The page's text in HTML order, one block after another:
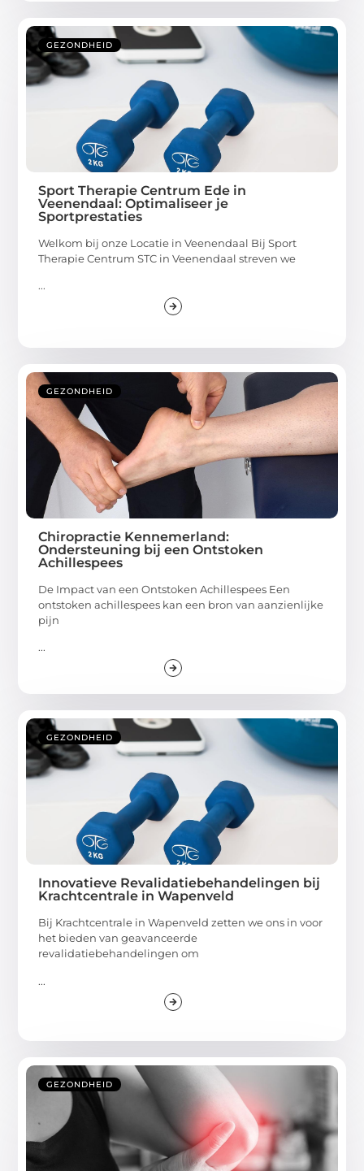
GEZONDHEID
Sport Therapie Centrum Ede in
Veenendaal: Optimaliseer je
Sportprestaties
Welkom bij onze Locatie in Veenendaal Bij Sport
Therapie Centrum STC in Veenendaal streven we
...
GEZONDHEID
Chiropractie Kennemerland:
Ondersteuning bij een Ontstoken
Achillespees
De Impact van een Ontstoken Achillespees Een
ontstoken achillespees kan een bron van aanzienlijke
pijn
...
GEZONDHEID
Innovatieve Revalidatiebehandelingen bij
Krachtcentrale in Wapenveld
Bij Krachtcentrale in Wapenveld zetten we ons in voor
het bieden van geavanceerde
revalidatiebehandelingen om
...
GEZONDHEID